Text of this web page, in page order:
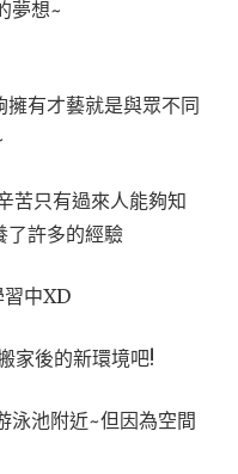
夢想~
有才藝就是與眾不同
苦只有過來人能夠知
了許多的經驗
習中XD
家後的新環境吧!
泳池附近~但因為空間